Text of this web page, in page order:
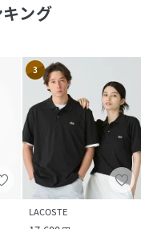
ング
3
LACOSTE